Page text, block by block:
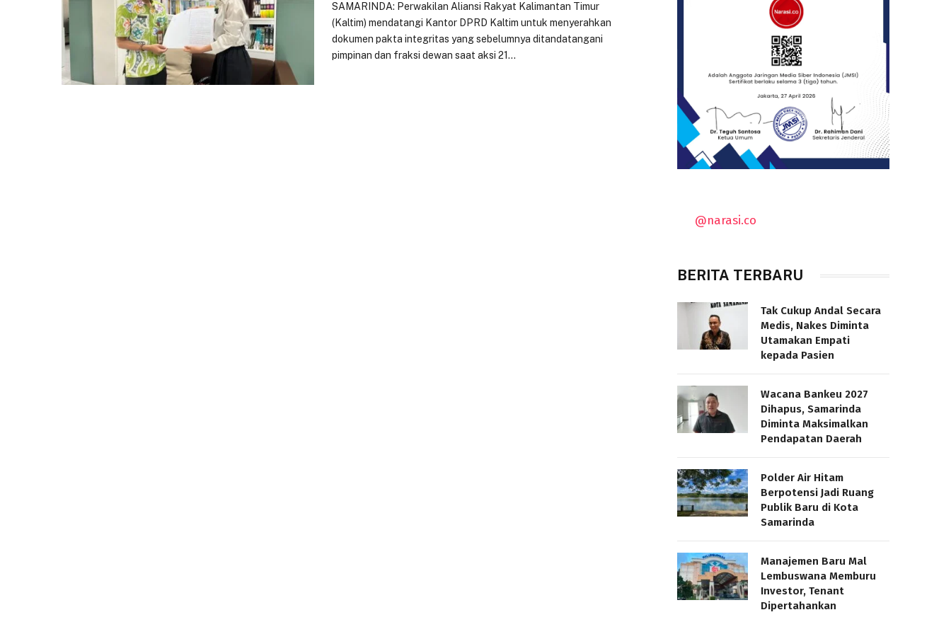
SAMARINDA: Perwakilan Aliansi Rakyat Kalimantan Timur
(Kaltim) mendatangi Kantor DPRD Kaltim untuk menyerahkan
dokumen pakta integritas yang sebelumnya ditandatangani
pimpinan dan fraksi dewan saat aksi 21…
@narasi.co
BERITA TERBARU
Tak Cukup Andal Secara
Medis, Nakes Diminta
Utamakan Empati
kepada Pasien
Wacana Bankeu 2027
Dihapus, Samarinda
Diminta Maksimalkan
Pendapatan Daerah
Polder Air Hitam
Berpotensi Jadi Ruang
Publik Baru di Kota
Samarinda
Manajemen Baru Mal
Lembuswana Memburu
Investor, Tenant
Dipertahankan